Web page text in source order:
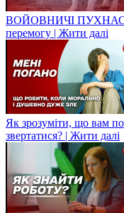
ВОЙОВНИЧІ
перемогу | Жити далі
Як зрозуміти, що вам
звертатися? | Жити далі